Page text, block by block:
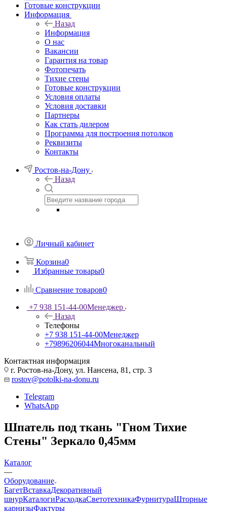
Готовые конструкции
Информация
Назад
Информация
О нас
Вакансии
Гарантия на товар
Фотопечать
Тихие стены
Готовые конструкции
Условия оплаты
Условия доставки
Партнеры
Как стать дилером
Программа для построения потолков
Реквизиты
Контакты
Ростов-на-Дону
Назад
Личный кабинет
Корзина0
Избранные товары0
Сравнение товаров0
+7 938 151-44-00Менеджер
Назад
Телефоны
+7 938 151-44-00Менеджер
+79896206044Многоканальный
Контактная информация
г. Ростов-на-Дону, ул. Нансена, 81, стр. 3
rostov@potolki-na-donu.ru
Telegram
WhatsApp
Шпатель под ткань "Гном Тихие
Стены" Зеркало 0,45мм
Каталог
—
Оборудование
БагетВставкаДекоративный
шнурКаталогиРасходкаСветотехникаФурнитураШторные
карнизыФактуры